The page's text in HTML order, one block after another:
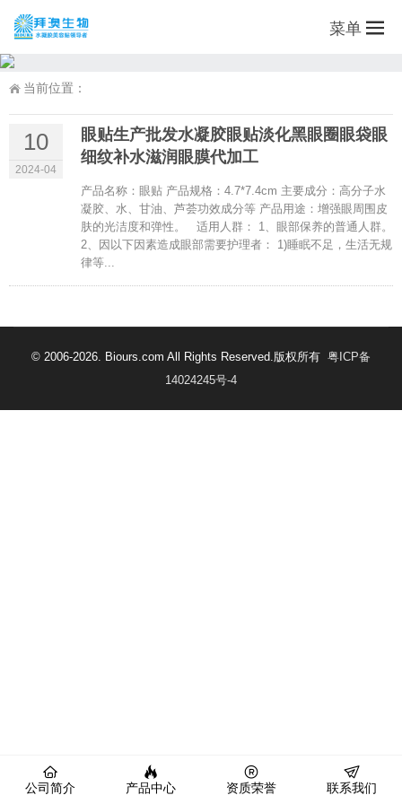
菜单
当前位置：
10
2024-04
眼贴生产批发水凝胶眼贴淡化黑眼圈眼袋眼
细纹补水滋润眼膜代加工
产品名称：眼贴 产品规格：4.7*7.4cm 主要成分：高分子水
凝胶、水、甘油、芦荟功效成分等 产品用途：增强眼周围皮
肤的光洁度和弹性。 适用人群： 1、眼部保养的普通人群。
2、因以下因素造成眼部需要护理者： 1)睡眠不足，生活无规
律等...
© 2006-2026. Biours.com All Rights Reserved.版权所有 粤ICP备
14024245号-4
公司简介 产品中心 资质荣誉 联系我们